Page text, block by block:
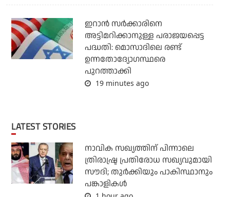
ഇറാന്‍ സര്‍ക്കാരിനെ
അട്ടിമറിക്കാനുള്ള പരാജയപ്പെട്ട
പദ്ധതി: മൊസാദിലെ രണ്ട്
ഉന്നതോദ്യോഗസ്ഥരെ
പുറത്താക്കി
19 minutes ago
LATEST STORIES
നാവിക സഖ്യത്തിന് പിന്നാലെ
ത്രിരാഷ്ട്ര പ്രതിരോധ സഖ്യവുമായി
സൗദി; തുര്‍ക്കിയും പാകിസ്ഥാനും
പങ്കാളികള്‍